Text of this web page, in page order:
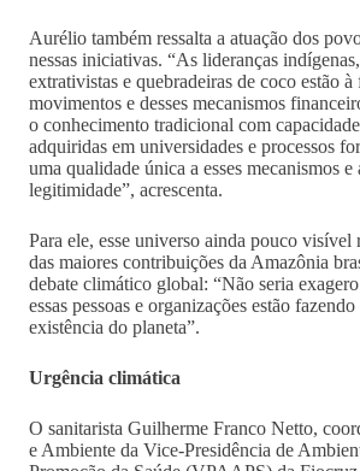
Aurélio também ressalta a atuação dos
nessas iniciativas. “As lideranças
extrativistas e quebradeiras de coco estão à
movimentos e desses mecanismos
o conhecimento tradicional com
adquiridas em universidades e processos
uma qualidade única a esses mecanismos e
legitimidade”, acrescenta.
Para ele, esse universo ainda pouco visível
das maiores contribuições da Amazônia
debate climático global: “Não seria
essas pessoas e organizações estão
existência do planeta”.
Urgência climática
O sanitarista Guilherme Franco Netto,
e Ambiente da Vice-Presidência de